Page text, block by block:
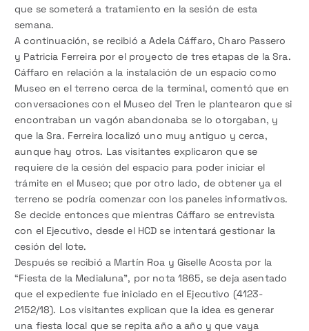
que se someterá a tratamiento en la sesión de esta
semana.
A continuación, se recibió a Adela Cáffaro, Charo Passero
y Patricia Ferreira por el proyecto de tres etapas de la Sra.
Cáffaro en relación a la instalación de un espacio como
Museo en el terreno cerca de la terminal, comentó que en
conversaciones con el Museo del Tren le plantearon que si
encontraban un vagón abandonaba se lo otorgaban, y
que la Sra. Ferreira localizó uno muy antiguo y cerca,
aunque hay otros. Las visitantes explicaron que se
requiere de la cesión del espacio para poder iniciar el
trámite en el Museo; que por otro lado, de obtener ya el
terreno se podría comenzar con los paneles informativos.
Se decide entonces que mientras Cáffaro se entrevista
con el Ejecutivo, desde el HCD se intentará gestionar la
cesión del lote.
Después se recibió a Martín Roa y Giselle Acosta por la
“Fiesta de la Medialuna”, por nota 1865, se deja asentado
que el expediente fue iniciado en el Ejecutivo (4123-
2152/18). Los visitantes explican que la idea es generar
una fiesta local que se repita año a año y que vaya